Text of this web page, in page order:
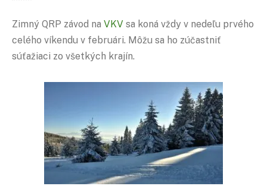
Zimný QRP závod na VKV sa koná vždy v nedeľu prvého
celého víkendu v februári. Môžu sa ho zúčastniť
súťažiaci zo všetkých krajín.